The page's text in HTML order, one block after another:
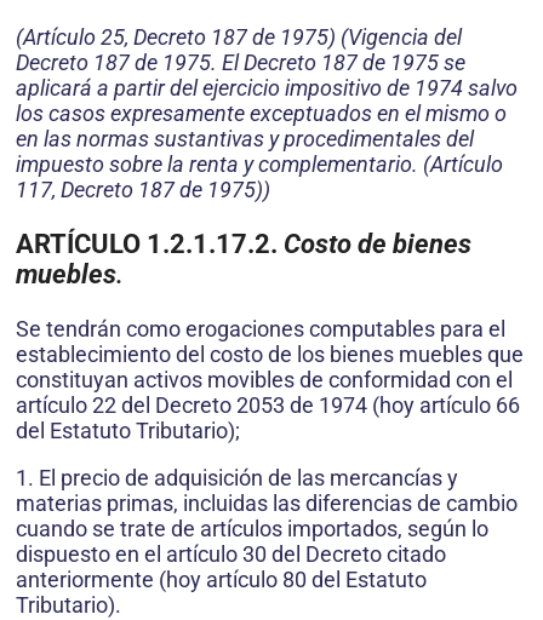
(Artículo 25, Decreto 187 de 1975) (Vigencia del
Decreto 187 de 1975. El Decreto 187 de 1975 se
aplicará a partir del ejercicio impositivo de 1974 salvo
los casos expresamente exceptuados en el mismo o
en las normas sustantivas y procedimentales del
impuesto sobre la renta y complementario. (Artículo
117, Decreto 187 de 1975))
ARTÍCULO 1.2.1.17.2. Costo de bienes
muebles.
Se tendrán como erogaciones computables para el
establecimiento del costo de los bienes muebles que
constituyan activos movibles de conformidad con el
artículo 22 del Decreto 2053 de 1974 (hoy artículo 66
del Estatuto Tributario);
1. El precio de adquisición de las mercancías y
materias primas, incluidas las diferencias de cambio
cuando se trate de artículos importados, según lo
dispuesto en el artículo 30 del Decreto citado
anteriormente (hoy artículo 80 del Estatuto
Tributario).